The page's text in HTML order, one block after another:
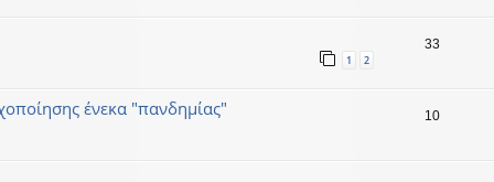
1 2
33
ένεκα "πανδημίας" 10